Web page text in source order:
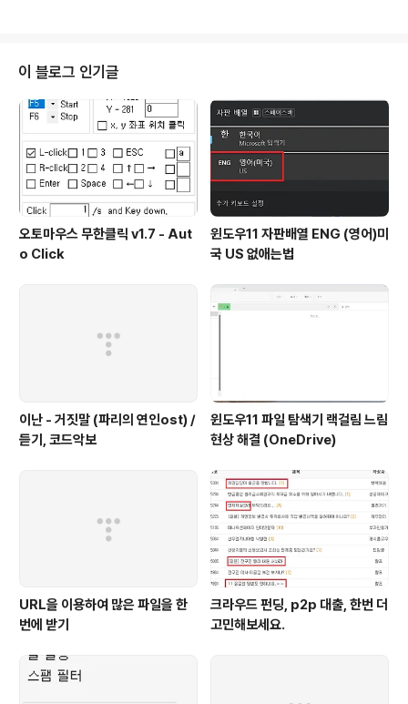
흔히 Database에서, entity (개체)를 구분할 수 있는 변
수를 Key라고 부른다. 식별자는 의료데이터에서 각 샘플
들을 독립적으로 구분할 수 있는 변수기 때문에, 필히 민감
정보가 된다. 예를 들어 주민번호, 전화번호, 환자등록번호,
계좌번호, 영상의학이미지..
이 블로그 인기글
오토마우스 무한클릭 v1.7 - Aut
o Click
윈도우11 자판배열 ENG (영어)미
국 US 없애는법
이난 - 거짓말 (파리의 연인ost) /
듣기, 코드악보
윈도우11 파일 탐색기 랙걸림 느림
현상 해결 (OneDrive)
URL을 이용하여 많은 파일을 한
번에 받기
크라우드 펀딩, p2p 대출, 한번 더
고민해보세요.